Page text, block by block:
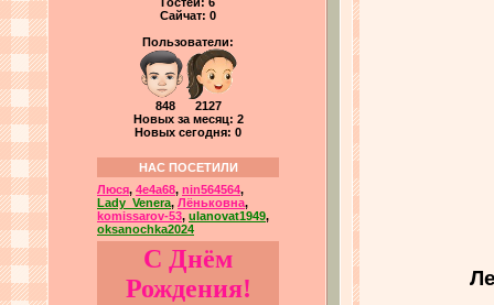
Сайчат: 0
Пользователи:
848 2127
Новых за месяц: 2
Новых сегодня: 0
НАС ПОСЕТИЛИ
Люся, 4e4a68, nin564564,
Lady_Venera, Лёньковна,
komissarov-53, ulanovat1949,
oksanochka2024
С Днём
Рождения!